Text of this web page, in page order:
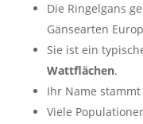
Die Ringelgans
Gänsearten
Sie ist ein
Wattflächen.
Ihr Name
Viele